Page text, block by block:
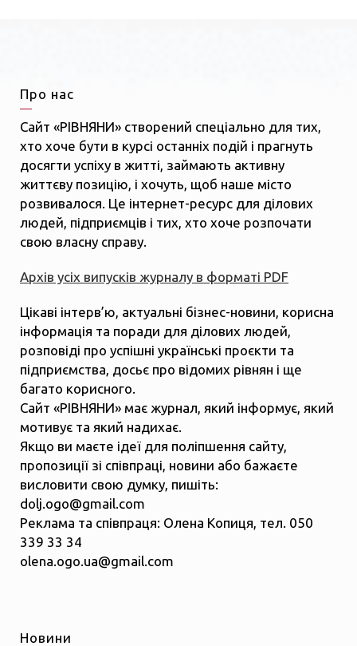
Про нас
Сайт «РІВНЯНИ» створений спеціально для тих,
хто хоче бути в курсі останніх подій і прагнуть
досягти успіху в житті, займають активну
життєву позицію, і хочуть, щоб наше місто
розвивалося. Це інтернет-ресурс для ділових
людей, підприємців і тих, хто хоче розпочати
свою власну справу.
Архів усіх випусків журналу в форматі PDF
Цікаві інтерв’ю, актуальні бізнес-новини, корисна
інформація та поради для ділових людей,
розповіді про успішні українські проєкти та
підприємства, досьє про відомих рівнян і ще
багато корисного.
Сайт «РІВНЯНИ» має журнал, який інформує, який
мотивує та який надихає.
Якщо ви маєте ідеї для поліпшення сайту,
пропозиції зі співпраці, новини або бажаєте
висловити свою думку, пишіть:
dolj.ogo@gmail.com
Реклама та співпраця: Олена Копиця, тел. 050
339 33 34
olena.ogo.ua@gmail.com
Новини